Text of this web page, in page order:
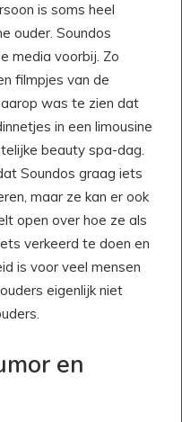
is soms heel
ouder. Soundos
media voorbij. Zo
filmpjes van de
was te zien dat
in een limousine
beauty spa-dag.
Soundos graag iets
maar ze kan er ook
open over hoe ze als
verkeerd te doen en
is voor veel mensen
eigenlijk niet
en